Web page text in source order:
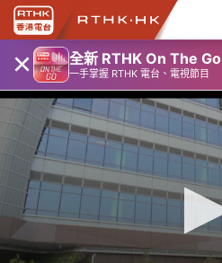
× 全新 RTHK On The Go
一手掌握 RTHK 電台、電視節目